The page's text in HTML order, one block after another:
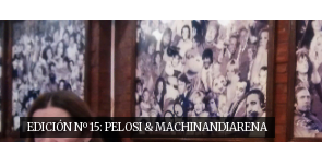
EDICIÓN Nº 15: PELOSI & MACHINANDIARENA